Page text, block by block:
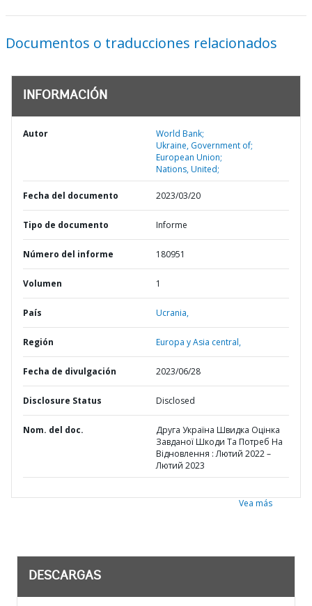
Documentos o traducciones relacionados
INFORMACIÓN
Autor
World Bank;
Ukraine, Government of;
European Union;
Nations, United;
Fecha del documento 2023/03/20
Tipo de documento Informe
Número del informe 180951
Volumen 1
País Ucrania,
Región Europa y Asia central,
Fecha de divulgación 2023/06/28
Disclosure Status Disclosed
Nom. del doc.
Друга Україна Швидка Оцінка
Завданої Шкоди Та Потреб На
Відновлення : Лютий 2022 –
Лютий 2023
Vea más
DESCARGAS